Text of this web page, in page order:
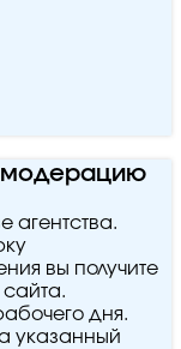
модерацию
агентства.
вы получите
дня.
указанный